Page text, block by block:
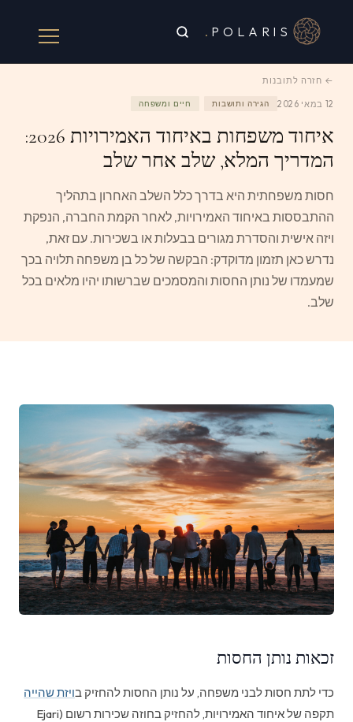
POLARIS
.
← חזרה לתובנות
12 במאי 2026 הגירה ותושבות חיים ומשפחה
איחוד משפחות באיחוד האמירויות 2026:
המדריך המלא, שלב אחר שלב
חסות משפחתית היא בדרך כלל השלב האחרון בתהליך
ההתבססות באיחוד האמירויות, לאחר הקמת החברה, הנפקת
ויזה אישית והסדרת מגורים בבעלות או בשכירות. עם זאת,
נדרש כאן תזמון מדוקדק: הבקשה של כל בן משפחה תלויה בכך
שמעמדו של נותן החסות והמסמכים שברשותו יהיו מלאים בכל
שלב.
זכאות נותן החסות
כדי לתת חסות לבני משפחה, על נותן החסות להחזיק בויזת שהייה
תקפה של איחוד האמירויות, להחזיק בחוזה שכירות רשום (Ejari